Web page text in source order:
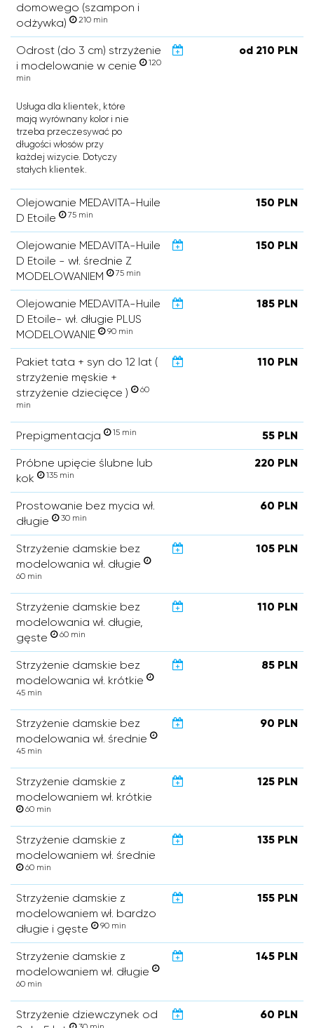
domowego (szampon i
odżywka)
210 min
Odrost (do 3 cm) strzyżenie
i modelowanie w cenie
120
min
od 210 PLN
Usługa dla klientek, które
mają wyrównany kolor i nie
trzeba przeczesywać po
długości włosów przy
każdej wizycie. Dotyczy
stałych klientek.
Olejowanie MEDAVITA-Huile
D Etoile
75 min
150 PLN
Olejowanie MEDAVITA-Huile
D Etoile - wł. średnie Z
MODELOWANIEM
75 min
150 PLN
Olejowanie MEDAVITA-Huile
D Etoile- wł. długie PLUS
MODELOWANIE
90 min
185 PLN
Pakiet tata + syn do 12 lat (
strzyżenie męskie +
strzyżenie dziecięce )
60
min
110 PLN
Prepigmentacja 15 min 55 PLN
Próbne upięcie ślubne lub
kok
135 min
220 PLN
Prostowanie bez mycia wł.
długie
30 min
60 PLN
Strzyżenie damskie bez
modelowania wł. długie
60 min
105 PLN
Strzyżenie damskie bez
modelowania wł. długie,
gęste
60 min
110 PLN
Strzyżenie damskie bez
modelowania wł. krótkie
45 min
85 PLN
Strzyżenie damskie bez
modelowania wł. średnie
45 min
90 PLN
Strzyżenie damskie z
modelowaniem wł. krótkie
60 min
125 PLN
Strzyżenie damskie z
modelowaniem wł. średnie
60 min
135 PLN
Strzyżenie damskie z
modelowaniem wł. bardzo
długie i gęste
90 min
155 PLN
Strzyżenie damskie z
modelowaniem wł. długie
60 min
145 PLN
Strzyżenie dziewczynek od
60 PLN